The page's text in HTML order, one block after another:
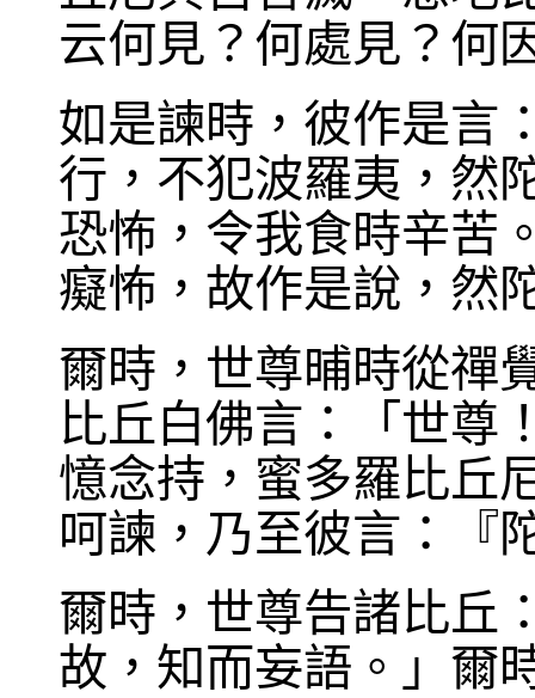
云何見？何處見？何
如是諫時，彼作是言
行，不犯波羅夷，然
恐怖，令我食時辛苦
癡怖，故作是說，然
爾時，世尊晡時從禪
比丘白佛言：「世尊
憶念持，蜜多羅比丘
呵諫，乃至彼言：『
爾時，世尊告諸比丘
故，知而妄語。」爾